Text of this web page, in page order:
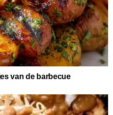
van de barbecue